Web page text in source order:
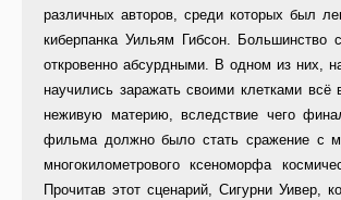
различных авторов, среди которых был
киберпанка Уильям Гибсон. Большинство
откровенно абсурдными. В одном из них,
научились заражать своими клетками всё
неживую материю, вследствие чего
фильма должно было стать сражение с
многокилометрового ксеноморфа
Прочитав этот сценарий, Сигурни Уивер,